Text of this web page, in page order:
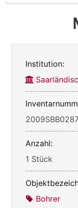
Institution:
Anzahl:
1 Stück
Bohrer